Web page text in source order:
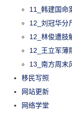
11_韩建国命
12_刘冠华分
12_林俊遭肢
12_王立军薄
13_南方周末
移民写照
网站更新
网络学堂